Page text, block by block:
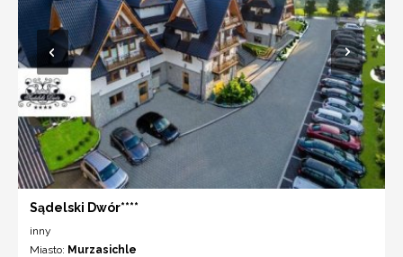
Sądelski Dwór****
inny
Miasto: Murzasichle